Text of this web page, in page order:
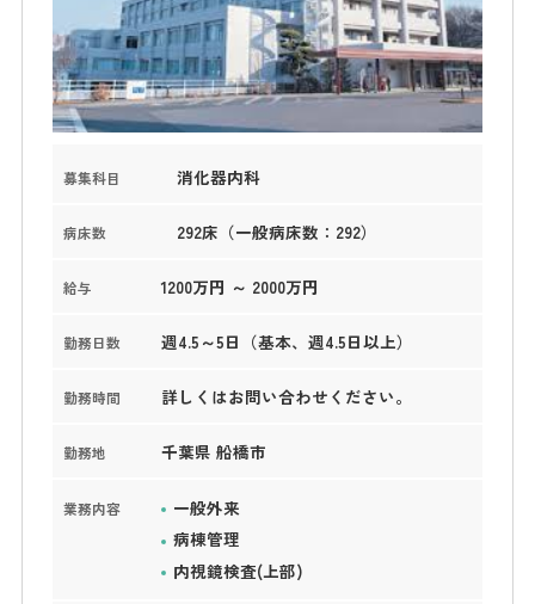
募集科目 消化器内科
病床数 292床（一般病床数：292）
給与 1200万円 ～ 2000万円
勤務日数 週4.5～5日（基本、週4.5日以上）
勤務時間 詳しくはお問い合わせください。
勤務地 千葉県 船橋市
業務内容
一般外来
病棟管理
内視鏡検査(上部)